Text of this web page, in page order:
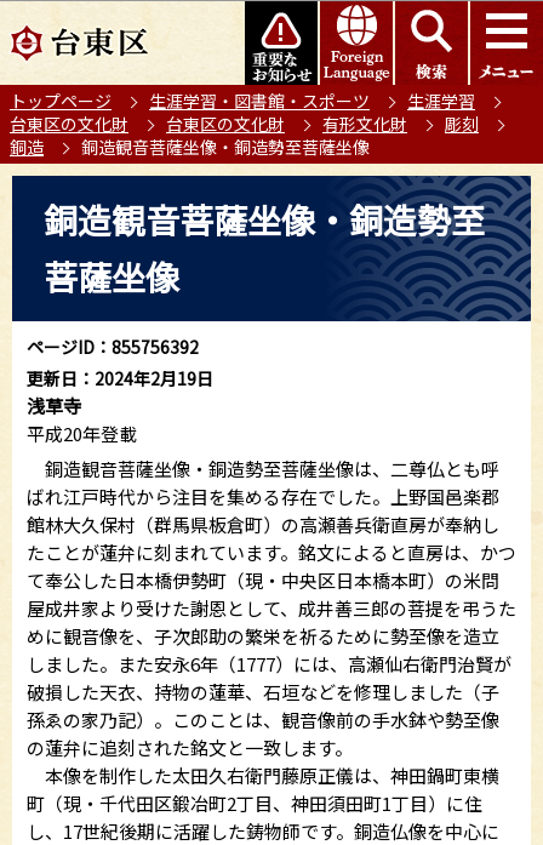
の
ー
ジ
の
このページの本文へ移動
トップページ 生涯学習・図書館・スポーツ
生涯学習
台東区の文化財
台東区の文化財 有形文化財
彫刻
銅造
銅造観音菩薩坐像・銅造勢至菩薩坐像
ら
銅造観音菩薩坐像・銅造勢至
菩薩坐像
ページID：855756392
更新日：2024年2月19日
浅草寺
平成20年登載
銅造観音菩薩坐像・銅造勢至菩薩坐像は、二尊仏とも呼
ばれ江戸時代から注目を集める存在でした。上野国邑楽郡
館林大久保村（群馬県板倉町）の高瀬善兵衛直房が奉納し
たことが蓮弁に刻まれています。銘文によると直房は、かつ
て奉公した日本橋伊勢町（現・中央区日本橋本町）の米問
屋成井家より受けた謝恩として、成井善三郎の菩提を弔うた
めに観音像を、子次郎助の繁栄を祈るために勢至像を造立
しました。また安永6年（1777）には、高瀬仙右衛門治賢が
破損した天衣、持物の蓮華、石垣などを修理しました（子
孫ゑの家乃記）。このことは、観音像前の手水鉢や勢至像
の蓮弁に追刻された銘文と一致します。
本像を制作した太田久右衛門藤原正儀は、神田鍋町東横
町（現・千代田区鍛冶町2丁目、神田須田町1丁目）に住
し、17世紀後期に活躍した鋳物師です。銅造仏像を中心に